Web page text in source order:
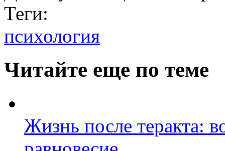
Теги:
психология
Читайте еще по теме
Жизнь после теракта: